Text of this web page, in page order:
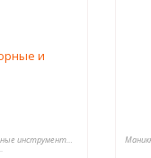
Маникюрные и педикюрные инструменты, пилки